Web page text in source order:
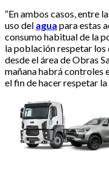
“En ambos casos, entre
uso del agua para estas
consumo habitual de la
la población respetar los
desde el área de Obras
mañana habrá controles
el fin de hacer respetar